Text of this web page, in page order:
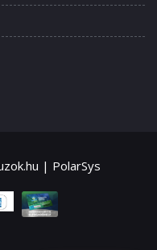
| PolarSys